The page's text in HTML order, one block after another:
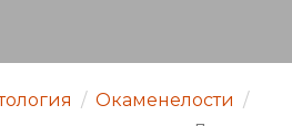
/ Окаменелости /